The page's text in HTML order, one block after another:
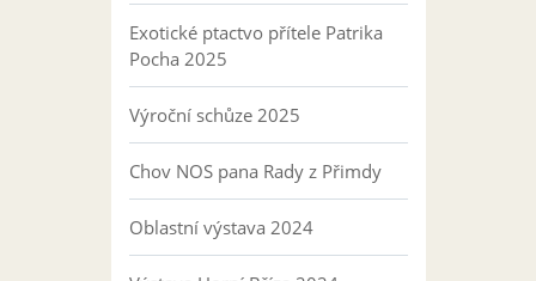
Exotické ptactvo přítele Patrika
Pocha 2025
Výroční schůze 2025
Chov NOS pana Rady z Přimdy
Oblastní výstava 2024